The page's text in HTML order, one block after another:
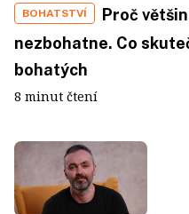
BOHATSTVÍ
Proč
nezbohatne. Co
bohatých
8 minut čtení